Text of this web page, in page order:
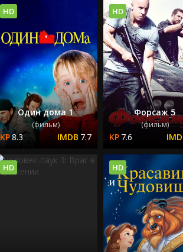
Один дома 1
(фильм)
8.3 7.7
HD
Форсаж 5
(фильм)
7.6
HD
HD HD